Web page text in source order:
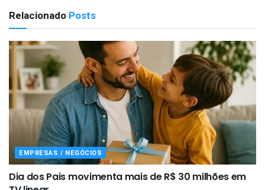
Relacionado Posts
EMPRESAS / NEGÓCIOS
Dia dos Pais movimenta mais de R$ 30 milhões em